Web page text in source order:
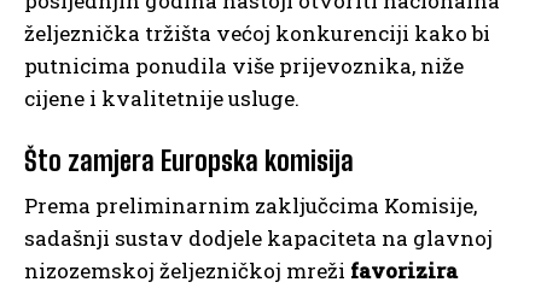
željeznička tržišta većoj konkurenciji kako bi
putnicima ponudila više prijevoznika, niže
cijene i kvalitetnije usluge.
Što zamjera Europska komisija
Prema preliminarnim zaključcima Komisije,
sadašnji sustav dodjele kapaciteta na glavnoj
nizozemskoj željezničkoj mreži favorizira